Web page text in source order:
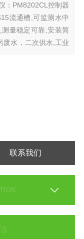
：PM8202CL控制器
流通槽,可监测水中
量稳定可靠,安装简
废水，二次供水,工业
联系我们